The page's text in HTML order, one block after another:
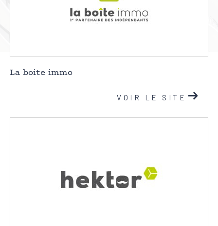
La boite immo
VOIR LE SITE
Terrasse